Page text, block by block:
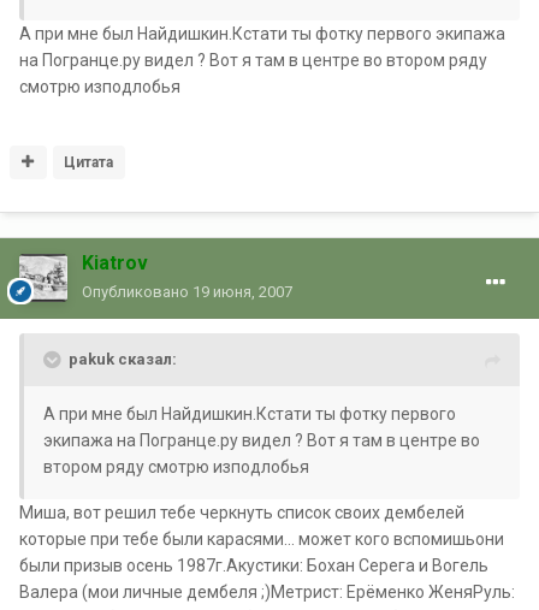
А при мне был Найдишкин.Кстати ты фотку первого экипажа
на Погранце.ру видел ? Вот я там в центре во втором ряду
смотрю изподлобья
Цитата
Kiatrov
Опубликовано 19 июня, 2007
pakuk сказал:
А при мне был Найдишкин.Кстати ты фотку первого
экипажа на Погранце.ру видел ? Вот я там в центре во
втором ряду смотрю изподлобья
Миша, вот решил тебе черкнуть список своих дембелей
которые при тебе были карасями... может кого вспомишьони
были призыв осень 1987г.Акустики: Бохан Серега и Вогель
Валера (мои личные дембеля ;)Метрист: Ерёменко ЖеняРуль: